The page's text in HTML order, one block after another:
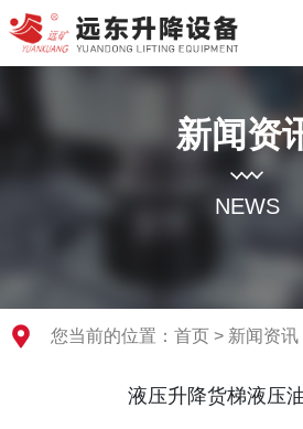
新闻资
NEWS
您当前的位置： 首页 > 新闻资讯
液压升降货梯液压